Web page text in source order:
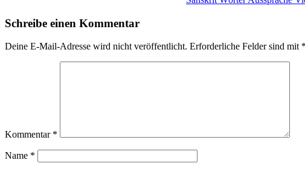
Schreibe einen Kommentar
Deine E-Mail-Adresse wird nicht veröffentlicht. Erforderliche Felder sind mit *
Kommentar *
Name *